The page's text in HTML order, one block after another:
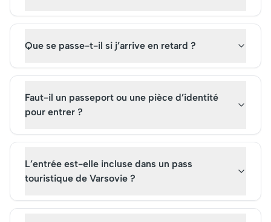
Que se passe-t-il si j’arrive en retard ?
Faut-il un passeport ou une pièce d’identité
pour entrer ?
L’entrée est-elle incluse dans un pass
touristique de Varsovie ?